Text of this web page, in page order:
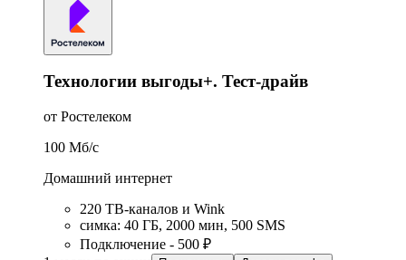
Технологии выгоды+. Тест-драйв
от Ростелеком
100 Мб/c
Домашний интернет
220 ТВ-каналов и Wink
симка: 40 ГБ, 2000 мин, 500 SMS
Подключение - 500 ₽